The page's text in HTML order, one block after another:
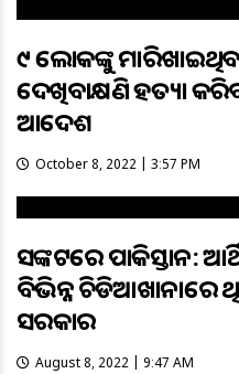
୯ ଲୋକଙ୍କୁ
ଦେଖିବାକ୍ଷଣି ହତ୍ୟା
ଆଦେଶ
October 8, 2022 | 3:57 PM
ସଙ୍କଟରେ ପାକିସ୍ତାନ:
ବିଭିନ୍ନ ଚିଡିଆଖାନାରେ
ସରକାର
August 8, 2022 | 9:47 AM